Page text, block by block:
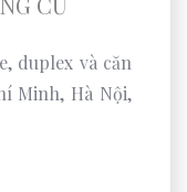
duplex và căn
Minh, Hà Nội,